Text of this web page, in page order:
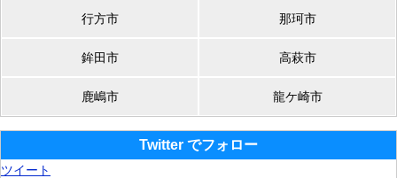
行方市 那珂市
鉾田市 高萩市
鹿嶋市 龍ケ崎市
Twitter でフォロー
ツイート